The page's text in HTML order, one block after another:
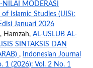
MODERASI
of Islamic Studies (IJIS):
Januari 2026
Hamzah, AL-USLUB AL-
SINTAKSIS DAN
,
Indonesian Journal
1 (2026): Vol. 2 No. 1